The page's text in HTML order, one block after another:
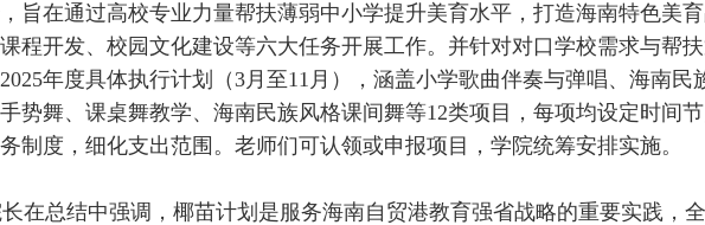
旨在通过高校专业力量帮扶薄弱中小学提升美育水平，打造海南特色美
程开发、校园文化建设等六大任务开展工作。并针对对口学校需求与帮
2025年度具体执行计划（3月至11 月），涵盖小学歌曲伴奏与弹唱、海南民
势舞、课桌舞教学、海南民族风格课间舞等12类项目，每项均设定时间
制度，细化支出范围。老师们可认领或申报项目，学院统筹安排实施。
在总结中强调，椰苗计划是服务海南自贸港教育强省战略的重要实践，